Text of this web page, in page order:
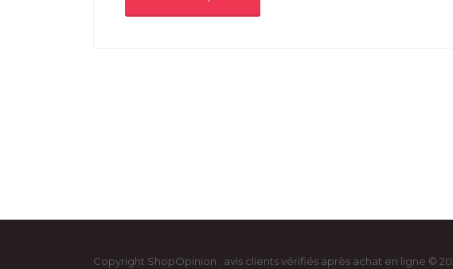
Copyright ShopOpinion : avis clients vérifiés après achat en ligne ©